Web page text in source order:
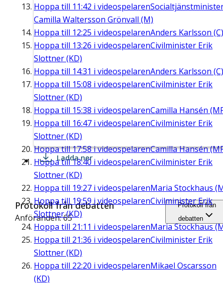
Hoppa till 11:42 i videospelaren
Camilla Waltersson Grönvall (M)
Hoppa till 12:25 i videospelarenAnders Karlsson (C)
Hoppa till 13:26 i videospelarenCivilminister Erik
Slottner (KD)
Hoppa till 14:31 i videospelarenAnders Karlsson (C)
Hoppa till 15:08 i videospelarenCivilminister Erik
Slottner (KD)
Hoppa till 15:38 i videospelarenCamilla Hansén
Hoppa till 16:47 i videospelarenCivilminister Erik
Slottner (KD)
Hoppa till17:58i videospelarenCamilla Hansén
Hoppa till18:40 i videospelarenCivilminister Erik
Slottner (KD)
Hoppa till 19:27 i videospelarenMaria Stockhaus
Hoppa till 19:59 i videospelarenCivilminister Erik
Slottner (KD)
Hoppa till 21:11 i videospelarenMaria Stockhaus
Hoppa till 21:36 i videospelarenCivilminister Erik
Slottner (KD)
Hoppa till 22:20 i videospelarenMikael Oscarsson
(KD)
Ladda ner
Protokoll från debatten
Anföranden: 65
Protokoll från
debatten